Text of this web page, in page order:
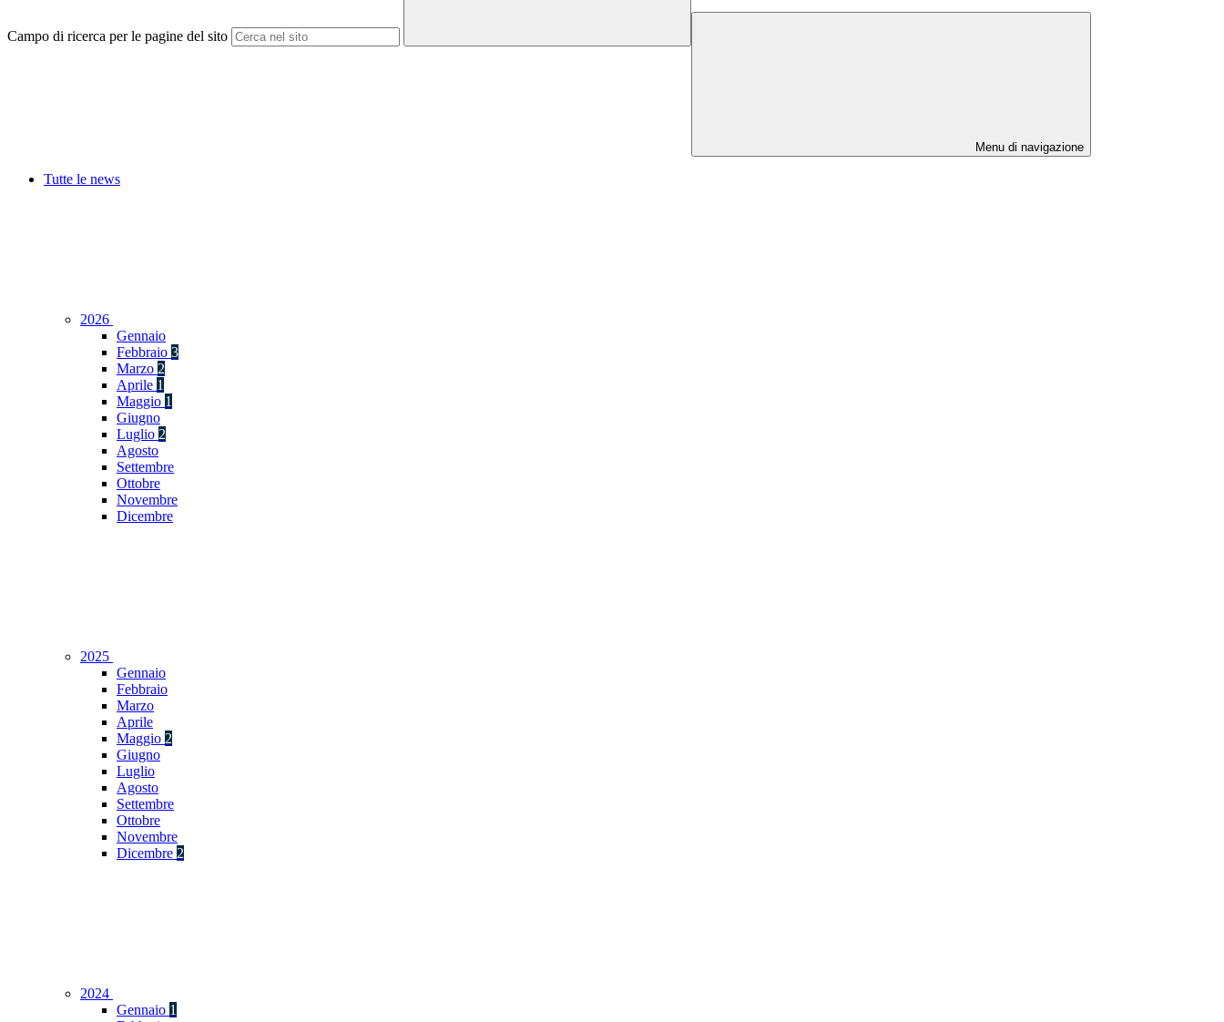
Campo di ricerca per le pagine del sito
Menu di navigazione
Tutte le news
2026
Gennaio
Febbraio 3
Marzo 2
Aprile 1
Maggio 1
Giugno
Luglio 2
Agosto
Settembre
Ottobre
Novembre
Dicembre
2025
Gennaio
Febbraio
Marzo
Aprile
Maggio 2
Giugno
Luglio
Agosto
Settembre
Ottobre
Novembre
Dicembre 2
2024
Gennaio 1